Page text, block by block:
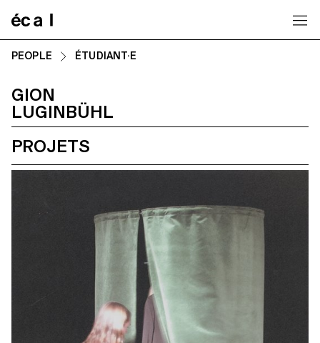
PEOPLE ÉTUDIANT·E
GION
LUGINBÜHL
PROJETS